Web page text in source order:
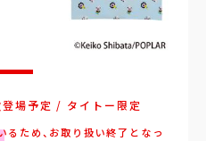
場予定 / タイトー限定
ため、お取り扱い終了となっ